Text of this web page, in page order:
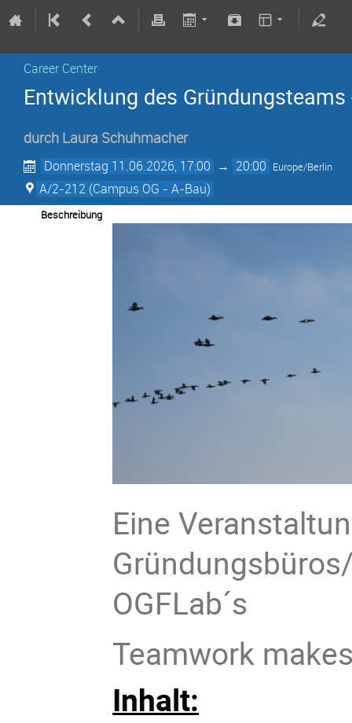
Career Center
Entwicklung des
durch Laura Schuhmacher
Donnerstag 11.06.2026, 17:00 → 20:00 Europe/Berlin
A/2-212 (Campus OG - A-Bau)
Beschreibung
Eine
OGFLab´s
Teamwork
Inhalt: